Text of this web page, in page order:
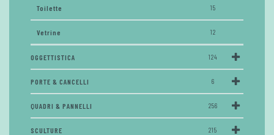
Toilette 15
Vetrine 12
OGGETTISTICA 124
PORTE & CANCELLI 6
QUADRI & PANNELLI 256
SCULTURE 215